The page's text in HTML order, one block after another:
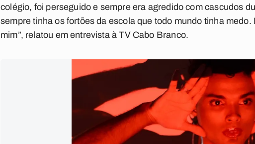
colégio, foi perseguido e sempre era agredido com cascudos
sempre tinha os fortões da escola que todo mundo tinha
mim”, relatou em entrevista àTV Cabo Branco.